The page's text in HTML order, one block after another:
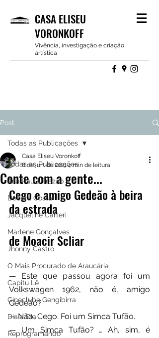
CASA ELISEU
VORONKOFF
Vivência, investigação e criação
artística
Post
Todas as Publicações
Ana Paula Frazão
Debora Costa
Jacqueline Carteri
Marlene Gonçalves
Jhonny Castro
O Mais Procurado de Araucária
Capitu Lê
Cineclube Gengibirra
Dia a Dia
Reprogramando
Todas as Publicações
Conte com a gente...
Casa Eliseu Voronkoff
8 de jun. de 20214 min de leitura
Cego e amigo Gedeão à beira
da estrada
de Moacir Scliar
— Este que passou agora foi um
Volkswagen 1962, não é, amigo
Gedeão?
— Não, Cego. Foi um Simca Tufão.
— Um Simca Tufão? … Ah, sim, é